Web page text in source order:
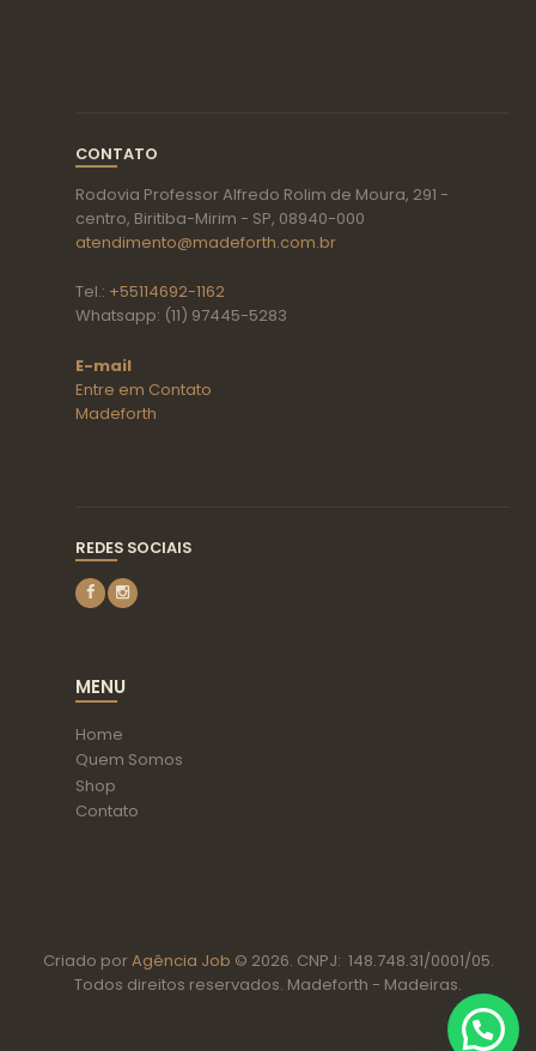
CONTATO
Rodovia Professor Alfredo Rolim de Moura, 291 -
centro, Biritiba-Mirim - SP, 08940-000
atendimento@madeforth.com.br
Tel.: +55114692-1162
Whatsapp: (11) 97445-5283
E-mail
Entre em Contato
Madeforth
REDES SOCIAIS
MENU
Home
Quem Somos
Shop
Contato
Criado porAgência Job © 2026. CNPJ: 148.748.31/0001/05.
Todos direitos reservados. Madeforth - Madeiras.